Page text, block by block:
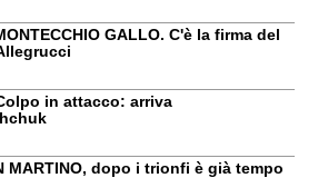
GALLO. C'è la firma del
in attacco: arriva
MARTINO, dopo i trionfi è già tempo